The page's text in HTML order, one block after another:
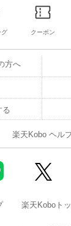
ピード感あふ
ユニークなゲ
ョン」サーキ
体感と浮遊要
」新感覚のゲ
グ クーポン
方へ
る
楽天Kobo ヘル
楽天Koboト